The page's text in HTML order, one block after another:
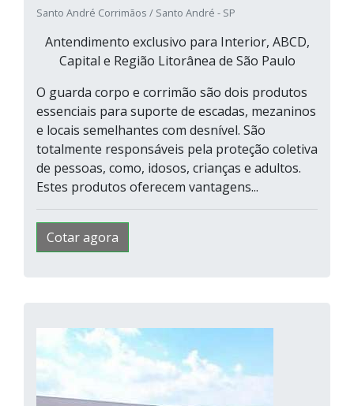
Santo André Corrimãos / Santo André - SP
Antendimento exclusivo para Interior, ABCD,
Capital e Região Litorânea de São Paulo
O guarda corpo e corrimão são dois produtos
essenciais para suporte de escadas, mezaninos
e locais semelhantes com desnível. São
totalmente responsáveis pela proteção coletiva
de pessoas, como, idosos, crianças e adultos.
Estes produtos oferecem vantagens...
Cotar agora